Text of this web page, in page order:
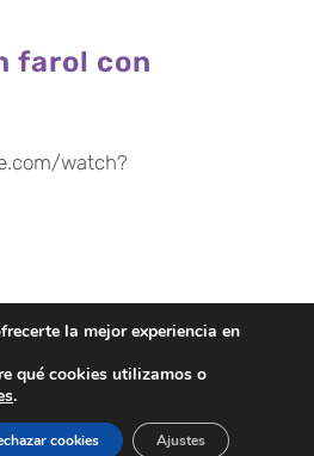
farol con
watch?
Anterior
la mejor experiencia en
qué cookies utilizamos o
.
cookies Ajustes